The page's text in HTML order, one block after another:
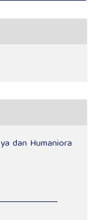
dan Humaniora